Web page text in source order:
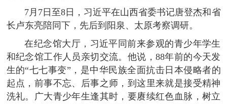
7月7日至8日，习近平在山西省委书记唐登杰和省
长卢东亮陪同下，先后到阳泉、太原考察调研。
在纪念馆大厅，习近平同前来参观的青少年学生
和纪念馆工作人员亲切交流。他说，88年前的今天发
生的“七七事变”，是中华民族全面抗击日本侵略者的
起点，前事不忘、后事之师，到这里来就是接受精神
洗礼。广大青少年生逢其时，要赓续红色血脉，树立